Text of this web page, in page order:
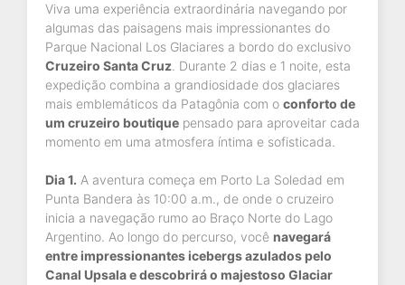
Viva uma experiência extraordinária navegando por
algumas das paisagens mais impressionantes do
Parque Nacional Los Glaciares a bordo do exclusivo
Cruzeiro Santa Cruz . Durante 2 dias e 1 noite, esta
expedição combina a grandiosidade dos glaciares
mais emblemáticos da Patagônia com o conforto de
um cruzeiro boutique pensado para aproveitar cada
momento em uma atmosfera íntima e sofisticada.
Dia 1. A aventura começa em Porto La Soledad em
Punta Bandera às 10:00 a.m., de onde o cruzeiro
inicia a navegação rumo ao Braço Norte do Lago
Argentino. Ao longo do percurso, você navegará
entre impressionantes icebergs azulados pelo
Canal Upsala e descobrirá o majestoso Glaciar